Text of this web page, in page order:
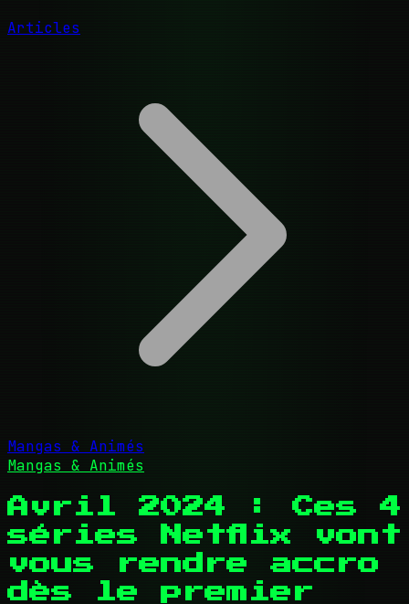
Articles
Mangas & Animés
Mangas & Animés
Avril 2024 : Ces 4
séries Netflix vont
vous rendre accro
dès le premier